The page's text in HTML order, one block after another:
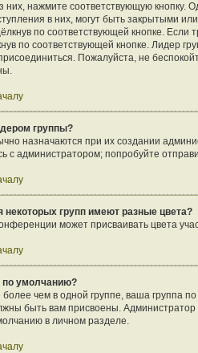
них, нажмите соответствующую
в них, могут быть закрытыми
по соответствующей кнопке. Если
по соответствующей кнопке. Лидер
Пожалуйста, не
группы?
назначаются при их создании
с администратором; попробуйте
некоторых групп имеют разные цвета?
может присваивать цвета
по умолчанию?
более чем в одной группе, ваша группа
быть вам присвоены.
в личном разделе.